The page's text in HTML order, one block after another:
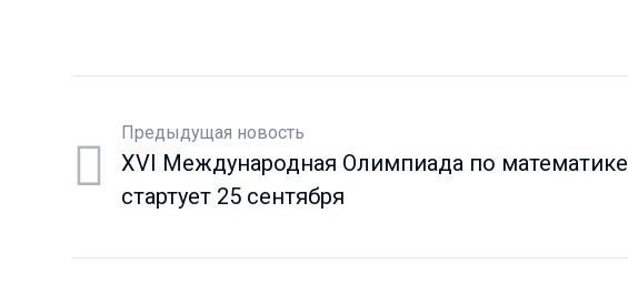
Предыдущая новость
XVI Международная Олимпиада по математике
стартует 25 сентября